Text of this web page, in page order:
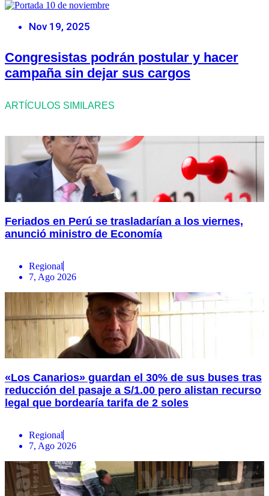
Nov 19, 2025
Congresistas podrán postular y hacer
campaña sin dejar sus cargos
ARTÍCULOS SIMILARES
Feriados en Perú se trasladarían a los viernes,
anunció ministro de Economía
Regional
7, Ago 2026
«Los Canarios» guardan el 30% de sus buses tras
reducción del pasaje a S/1.00 pero alistan recurso
legal que bordearía tarifa de 2 soles
Regional
7, Ago 2026